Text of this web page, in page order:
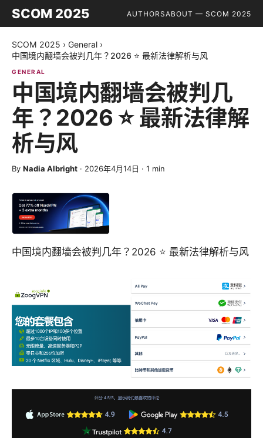
SCOM 2025 AUTHORSABOUT — SCOM 2025
SCOM 2025 › General ›
中国境内翻墙会被判几年？2026 ⭐ 最新法律解析与风
GENERAL
中国境内翻墙会被判几
年？2026 ⭐ 最新法律解
析与风
By Nadia Albright · 2026年4月14日 · 1 min
中国境内翻墙会被判几年？2026 ⭐ 最新法律解析与风